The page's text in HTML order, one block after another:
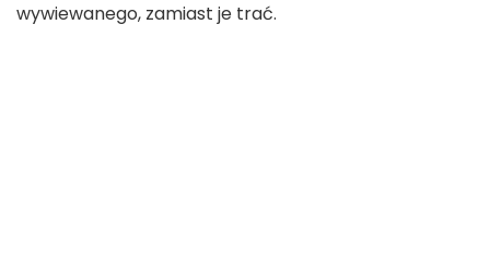
wywiewanego, zamiast je trać.